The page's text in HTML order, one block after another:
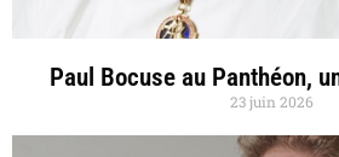
Paul Bocuse au Panthéon,
23 juin 2026